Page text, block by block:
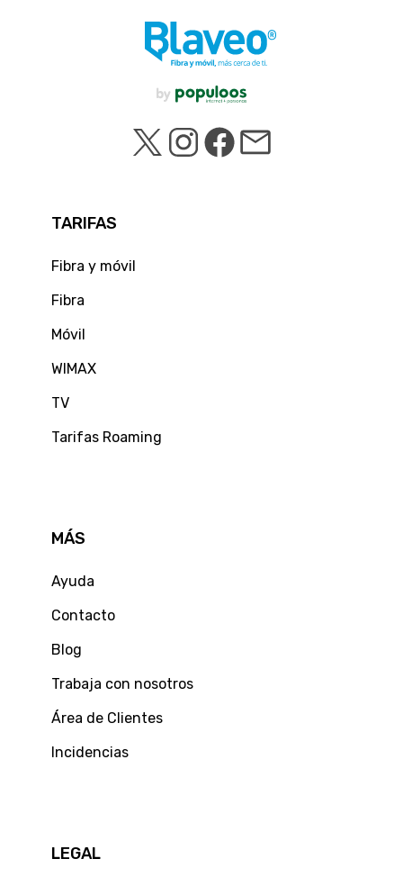
TARIFAS
Fibra y móvil
Fibra
Móvil
WIMAX
TV
Tarifas Roaming
MÁS
Ayuda
Contacto
Blog
Trabaja con nosotros
Área de Clientes
Incidencias
LEGAL